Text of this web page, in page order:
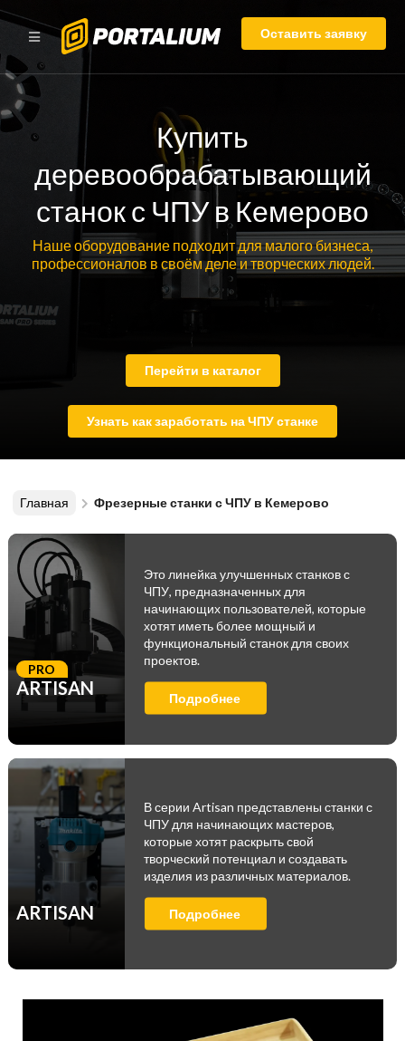
Оставить заявку
Купить
деревообрабатывающий
станок с ЧПУ в Кемерово
Наше оборудование подходит для малого бизнеса,
профессионалов в своём деле и творческих людей.
Перейти в каталог
Узнать как заработать на ЧПУ станке
Главная Фрезерные станки с ЧПУ в Кемерово
ARTISAN
PRO
Это линейка улучшенных станков с
ЧПУ, предназначенных для
начинающих пользователей, которые
хотят иметь более мощный и
функциональный станок для своих
проектов.
Подробнее
ARTISAN
В серии Artisan представлены станки с
ЧПУ для начинающих мастеров,
которые хотят раскрыть свой
творческий потенциал и создавать
изделия из различных материалов.
Подробнее